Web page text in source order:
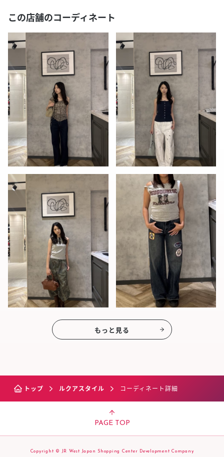
この店舗のコーディネート
もっと見る
トップ ルクアスタイル コーディネート詳細
PAGE TOP
Copyright © JR West Japan Shopping Center Development Company